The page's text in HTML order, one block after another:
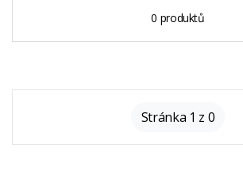
0 produktů
Stránka 1 z 0